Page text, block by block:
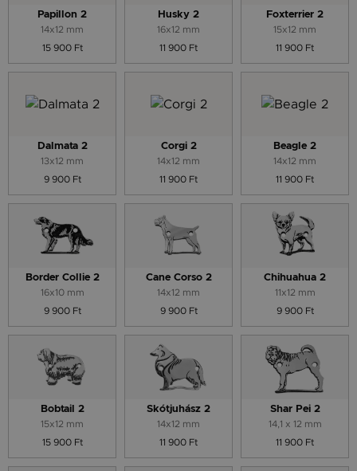
Papillon 2
14x12 mm
15 900 Ft
Husky 2
16x12 mm
11 900 Ft
Foxterrier 2
15x12 mm
11 900 Ft
Dalmata 2
13x12 mm
9 900 Ft
Corgi 2
14x12 mm
11 900 Ft
Beagle 2
14x12 mm
11 900 Ft
Border Collie 2
16x10 mm
9 900 Ft
Cane Corso 2
14x12 mm
9 900 Ft
Chihuahua 2
11x12 mm
9 900 Ft
Bobtail 2
15x12 mm
15 900 Ft
Skótjuhász 2
14x12 mm
11 900 Ft
Shar Pei 2
14,1 x 12 mm
11 900 Ft